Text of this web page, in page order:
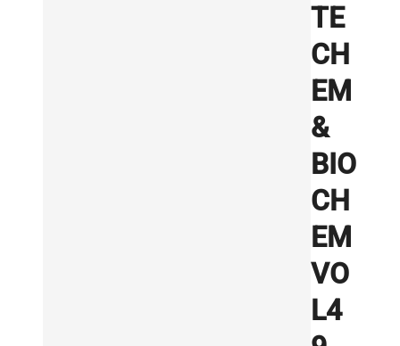
TE
CH
EM
&
BIO
CH
EM
VO
L4